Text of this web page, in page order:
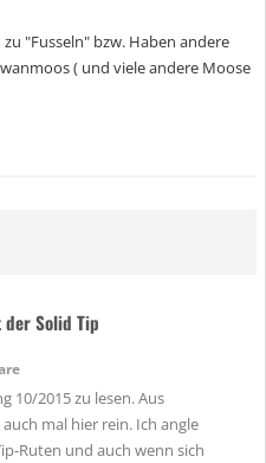
"Fusseln" bzw. Haben andere
( und viele andere Moose
Solid Tip
10/2015 zu lesen. Aus
mal hier rein. Ich angle
Ruten und auch wenn sich